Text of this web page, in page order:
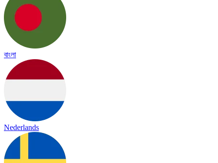
বাংলা
Nederlands